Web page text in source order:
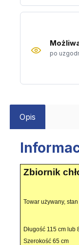
po
Opis
Zbiornik
Towar używany,
Długość 115 cm lub
Szerokość 65 cm